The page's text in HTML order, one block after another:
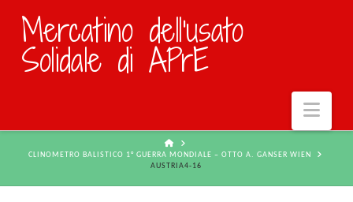
Mercatino dell'usato
Solidale di APrE
HOME
CLINOMETRO BALISTICO 1° GUERRA MONDIALE – OTTO A. GANSER WIEN
AUSTRIA4-16